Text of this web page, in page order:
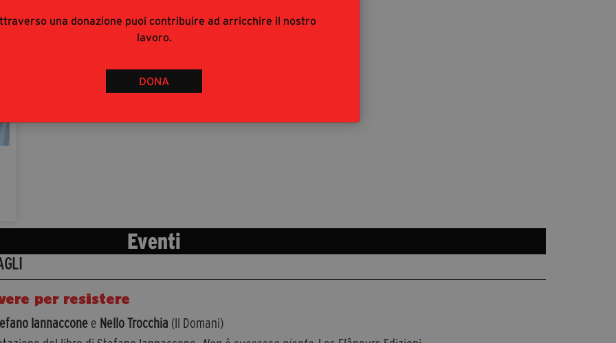
una donazione puoi contribuire ad arricchire il nostro
lavoro.
DONA
Eventi
per resistere
Iannaccone e Nello Trocchia (Il Domani)